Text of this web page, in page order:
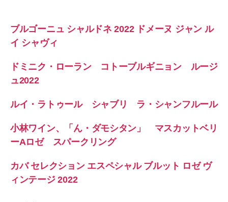
ブルゴーニュ シャルドネ 2022 ドメーヌ ジャン ル
イ シャヴィ
ドミニク・ローラン コトーブルギニョン ルージ
ュ2022
ルイ・ラトゥール シャブリ ラ・シャンフルール
小林ワイン、「ん・ダモシタン」 マスカットベリ
ーAロゼ スパークリング
カバ セレクション エスペシャル ブルット ロゼ ヴ
ィンテージ 2022